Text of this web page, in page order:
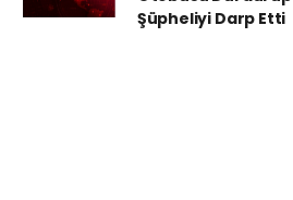
Şüpheliyi Darp Etti